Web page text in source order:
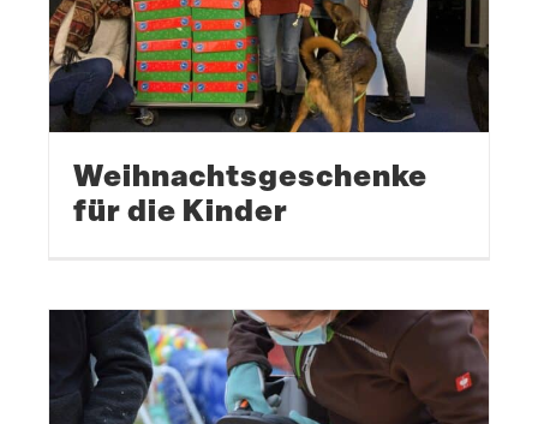
Weihnachts­ge­schenke
für die Kinder